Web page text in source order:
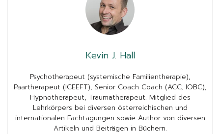
Kevin J. Hall
Psychotherapeut (systemische Familientherapie),
Paartherapeut (ICEEFT), Senior Coach Coach (ACC, IOBC),
Hypnotherapeut, Traumatherapeut. Mitglied des
Lehrkörpers bei diversen österreichischen und
internationalen Fachtagungen sowie Author von diversen
Artikeln und Beiträgen in Büchern.